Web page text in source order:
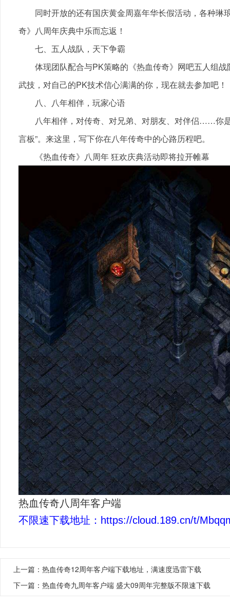
同时开放的还有国庆黄金周嘉年华长假活动，各种琳
奇》八周年庆典中乐而忘返！
七、五人战队，天下争霸
体现团队配合与PK策略的《热血传奇》网吧五人组战
武技，对自己的PK技术信心满满的你，现在就去参加吧！
八、八年相伴，玩家心语
八年相伴，对传奇、对兄弟、对朋友、对伴侣……你是
言板”。来这里，写下你在八年传奇中的心路历程吧。
《热血传奇》八周年 狂欢庆典活动即将拉开帷幕
热血传奇八周年客户端
不限速下载地址： https://cloud.189.cn/t/
上一篇： 热血传奇12周年客户端下载地址，满速度迅雷下载
下一篇： 热血传奇九周年客户端 盛大09周年完整版不限速下载